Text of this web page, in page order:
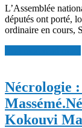
L’Assemblée nationale togolaise a un nouveau président. Les
députés ont porté,
ordinaire en cours,
Nécrologie
Massémé.
Kokouvi